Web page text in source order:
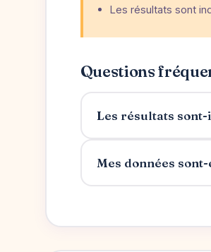
Les résultats sont
Questions
Les résultats sont-
Mes données